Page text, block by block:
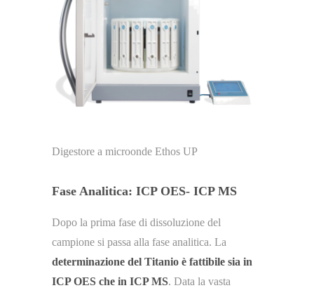
Digestore a microonde Ethos UP
Fase Analitica: ICP OES- ICP MS
Dopo la prima fase di dissoluzione del
campione si passa alla fase analitica. La
determinazione del Titanio è fattibile sia in
ICP OES che in ICP MS. Data la vasta